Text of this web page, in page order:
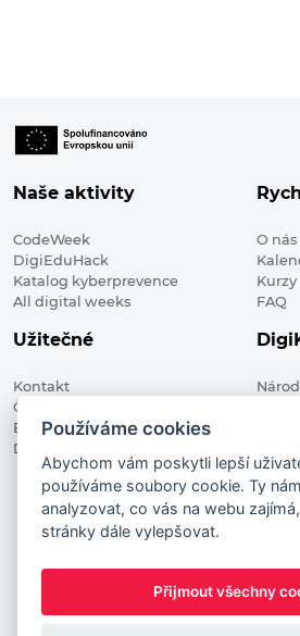
Naše aktivity
CodeWeek
DigiEduHack
Katalog kyberprevence
All digital weeks
O nás
Kurzy
FAQ
Užitečné
Kontakt
Členské organizace
Blog
Digitalizace ve vzdělávání
DigiKoalice 2021. All
Vstup do
This project has received funding
Commission Innovation and Networks
Používáme cookies
Abychom vám poskytli lepší
používáme soubory cookie. Ty
analyzovat, co vás na webu
stránky dále vylepšovat.
Přijmout všechny